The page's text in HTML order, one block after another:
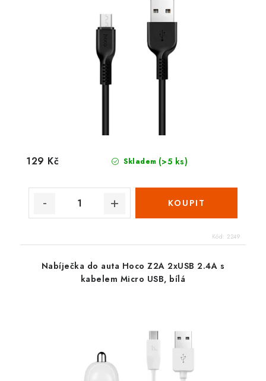
Skladem (>5 ks)
129 Kč
Kód: 2249
Nabíječka do auta Hoco Z2A 2xUSB 2.4A s
kabelem Micro USB, bílá